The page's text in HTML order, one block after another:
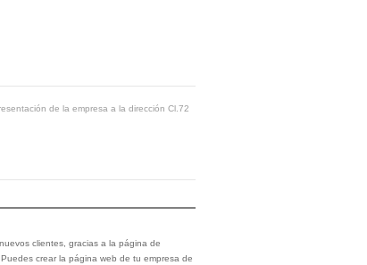
de la empresa a la dirección Cl.72
clientes, gracias a la página de
crear la página web de tu empresa de